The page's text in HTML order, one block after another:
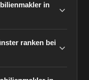
in
ranken bei